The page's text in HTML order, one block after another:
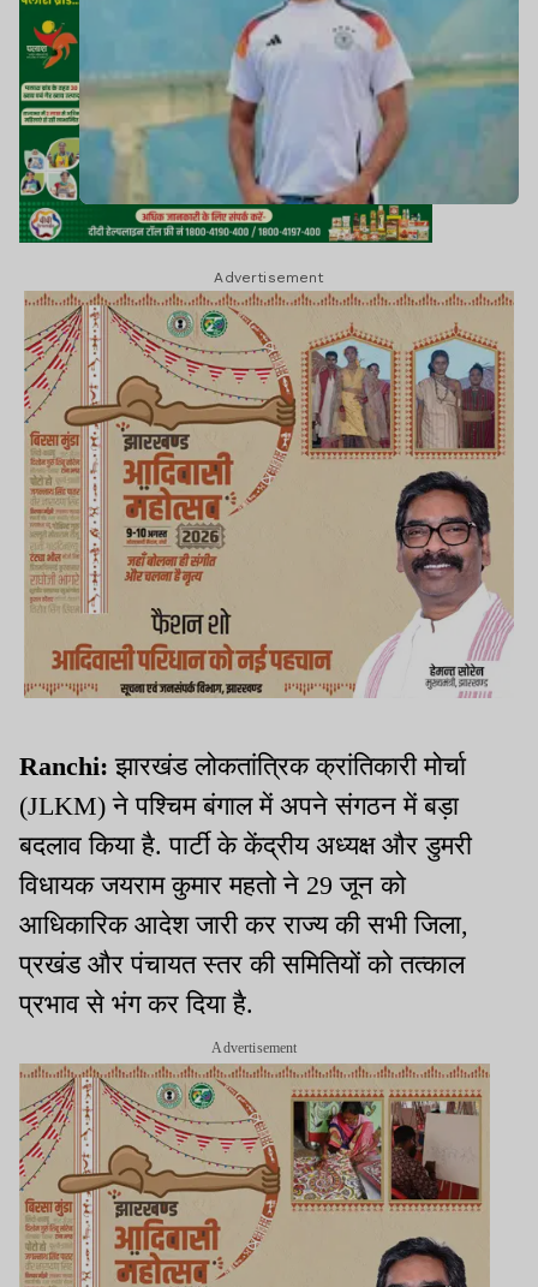
Advertisement
Ranchi:झारखंड लोकतांत्रिक क्रांतिकारी मोर्चा
(JLKM) ने पश्चिम बंगाल में अपने संगठन में बड़ा
बदलाव किया है. पार्टी के केंद्रीय अध्यक्ष और डुमरी
विधायक जयराम कुमार महतो ने 29 जून को
आधिकारिक आदेश जारी कर राज्य की सभी जिला,
प्रखंड और पंचायत स्तर की समितियों को तत्काल
प्रभाव से भंग कर दिया है.
Advertisement